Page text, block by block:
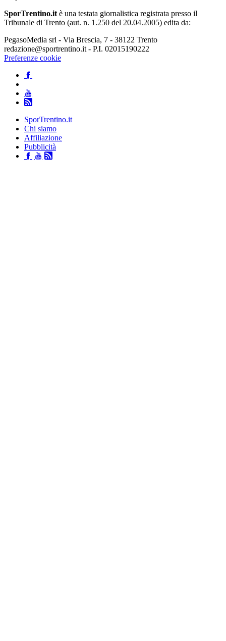
SporTrentino.it è una testata giornalistica registrata presso il
Tribunale di Trento (aut. n. 1.250 del 20.04.2005) edita da:
PegasoMedia srl - Via Brescia, 7 - 38122 Trento
redazione@sportrentino.it - P.I. 02015190222
Preferenze cookie
SporTrentino.it
Chi siamo
Affiliazione
Pubblicità